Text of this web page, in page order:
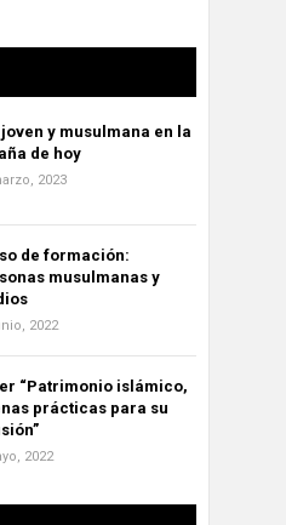
y musulmana en la
de hoy
2023
de formación:
musulmanas y
2022
“Patrimonio islámico,
prácticas para su
2022